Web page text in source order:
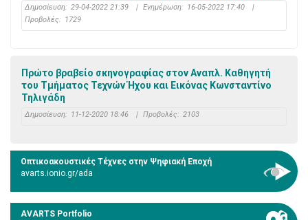
Δημοσίευση: 29-04-2022 21:39 | Ενημέρωση: 16-05-2022 17:40
|
Προβολές: 1729
Πρώτο βραβείο σκηνογραφίας στον Αναπλ. Καθηγητή
του Τμήματος Τεχνών Ήχου και Εικόνας Κωνσταντίνο
Τηλιγάδη
Δημοσίευση: 11-12-2020 18:46 | Προβολές: 2103
Οπτικοακουστικές Τέχνες στην Ψηφιακή Εποχή
avarts.ionio.gr/ada
AVARTS Portfolio